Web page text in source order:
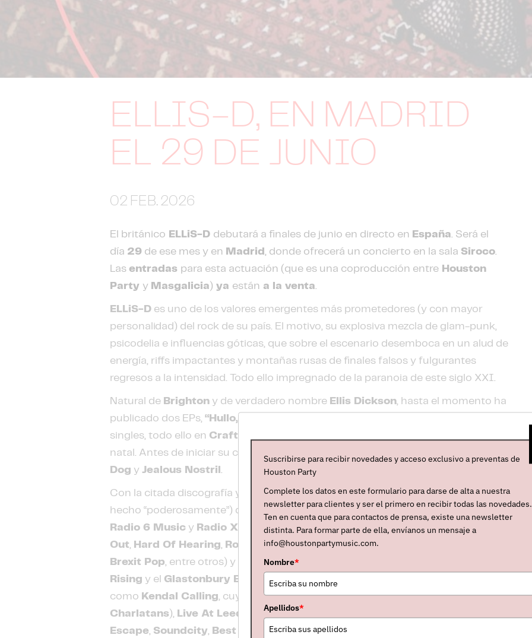
ELLIS-D, EN MADRID
EL 29 DE JUNIO
02 FEB. 2026
El británico ELLiS-D debutará a finales de junio en directo en España. Será el
día 29 de ese mes y en Madrid, donde ofrecerá un concierto en la sala Siroco.
Lasentradas para esta actuación (que es una coproducción entre Houston
Party y Masgalicia) ya están a la venta.
ELLiS-D es uno de los valores emergentes más prometedores (y con mayor
personalidad) del rock de su país. El motivo, su explosiva mezcla de glam-punk,
psicodelia e influencias góticas, que sobre el escenario desemboca en un alud de
energía, riffs impactantes y montañas rusas de finales falsos y fulgurantes
regresos a la intensidad. Todo ello impregnado de la paranoia de este siglo XXI.
Natural de Brighton y de verdadero nombre Ellis Dickson, hasta el momento ha
publicado dos EPs,“Hullo, Reality”
singles, todo ello en Crafting Room Recordings
natal. Antes de iniciar su carrera en solitario ha sido batería para
Dog yJealous Nostril.
Con la citada discografía ya ha llamado la atención (y podríamos decir que lo ha
hecho “poderosamente”) de numerosos medios (emisoras de radio comoBBC
Radio 6 Music y Radio X ; prensa indie comoYoung Magazine ,NME,Far
Out, Hard Of Hearing, Rodeo Backseat Mafia,Louder Than War
Brexit Pop, entre otros) y ha participado en concursos como el
Rising y el Glastonbury Emerging Talent
, además de haber tocado en festivales
como Kendal Calling, cuyo curador esTim Burgess(el cantante deThe
Charlatans), Live At Leeds Brighten The Corners
Escape, Soundcity, Best Kept Secret,Haldern Pop
Suscribirse para recibir novedades y acceso exclusivo a preventas de
Houston Party
Complete los datos en este formulario para darse de alta a nuestra
newsletter para clientes y ser el primero en recibir todas las novedades.
Ten en cuenta que para contactos de prensa, existe una newsletter
distinta. Para formar parte de ella, envíanos un mensaje a
info@houstonpartymusic.com.
Nombre*
Apellidos*